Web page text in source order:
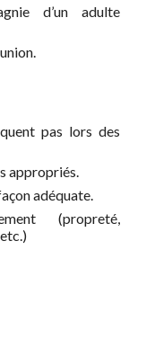
d’un adulte
pas lors des
appropriés.
adéquate.
(propreté,